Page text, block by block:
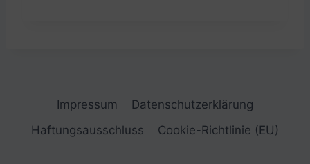
Impressum
Datenschutzerklärung
Haftungsausschluss
Cookie-Richtlinie (EU)